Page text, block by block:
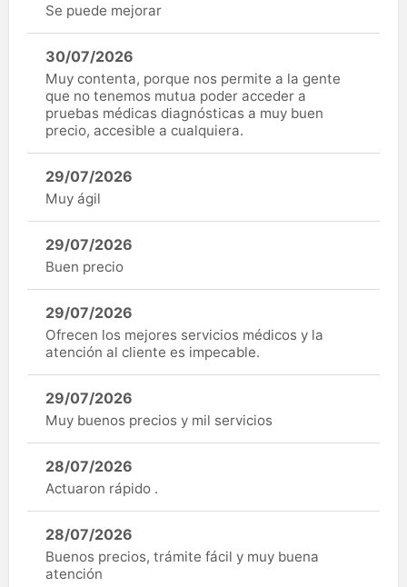
Se puede mejorar
30/07/2026
Muy contenta, porque nos permite a la gente
que no tenemos mutua poder acceder a
pruebas médicas diagnósticas a muy buen
precio, accesible a cualquiera.
29/07/2026
Muy ágil
29/07/2026
Buen precio
29/07/2026
Ofrecen los mejores servicios médicos y la
atención al cliente es impecable.
29/07/2026
Muy buenos precios y mil servicios
28/07/2026
Actuaron rápido .
28/07/2026
Buenos precios, trámite fácil y muy buena
atención